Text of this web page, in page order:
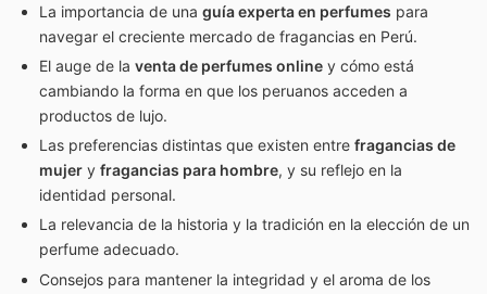
La importancia de una guía experta en perfumes para
navegar el creciente mercado de fragancias en Perú.
El auge de la venta de perfumes online y cómo está
cambiando la forma en que los peruanos acceden a
productos de lujo.
Las preferencias distintas que existen entre fragancias de
mujer y fragancias para hombre, y su reflejo en la
identidad personal.
La relevancia de la historia y la tradición en la elección de un
perfume adecuado.
Consejos para mantener la integridad y el aroma de los